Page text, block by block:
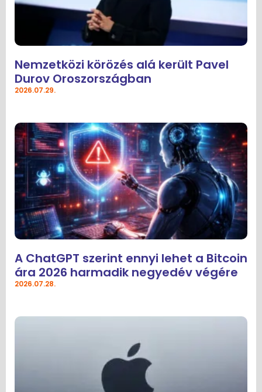
Nemzetközi körözés alá került Pavel
Durov Oroszországban
2026.07.29.
A ChatGPT szerint ennyi lehet a Bitcoin
ára 2026 harmadik negyedév végére
2026.07.28.